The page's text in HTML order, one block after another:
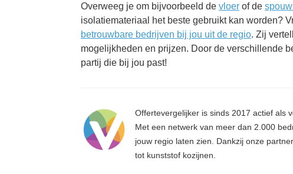
Overweeg je om bijvoorbeeld de vloer of de
isolatiemateriaal het beste gebruikt kan worden?
betrouwbare bedrijven bij jou uit de regio. Zij
mogelijkheden en prijzen. Door de verschillende
partij die bij jou past!
Offertevergelijker is sinds 2017 actief als
Met een netwerk van meer dan 2.000
jouw regio laten zien. Dankzij onze
tot kunststof kozijnen.